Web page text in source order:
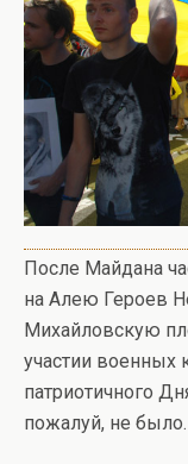
После Майдана
на Алею Героев
Михайловскую
участии военных
патриотичного
пожалуй, не было.